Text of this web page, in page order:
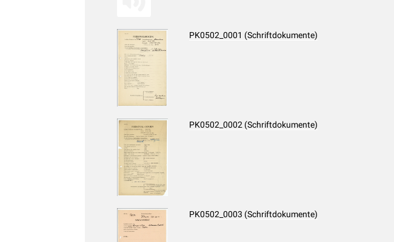
PK0502_0001 (Schriftdokumente)
PK0502_0002 (Schriftdokumente)
PK0502_0003 (Schriftdokumente)